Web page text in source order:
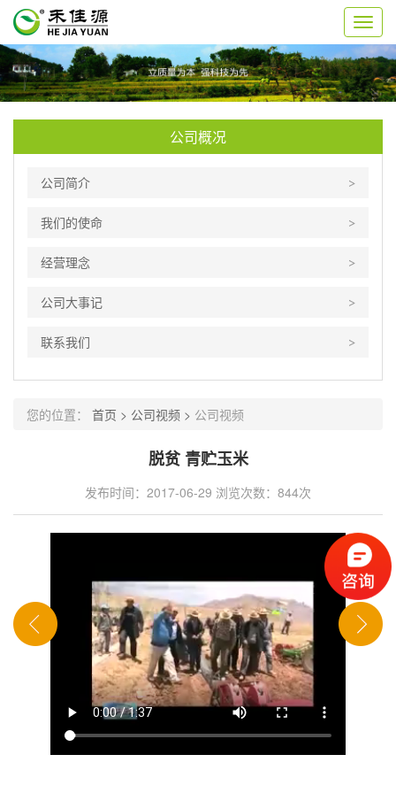
切
换
导
航
公司概况
公司简介
我们的使命
经营理念
公司大事记
联系我们
您的位置： 首页 > 公司视频 > 公司视频
脱贫 青贮玉米
发布时间：2017-06-29 浏览次数：844次